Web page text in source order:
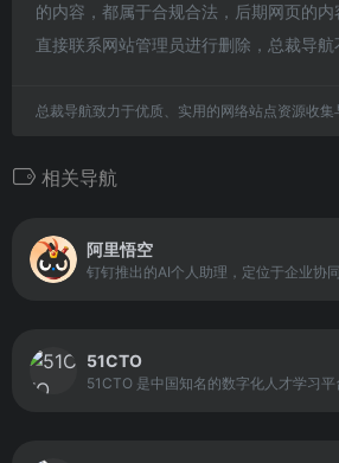
的内容，都属于合规合法，后期网页的
直接联系网站管理员进行删除，总裁导航
总裁导航致力于优质、实用的网络站点资源收集
相关导航
阿里悟空
51CTO